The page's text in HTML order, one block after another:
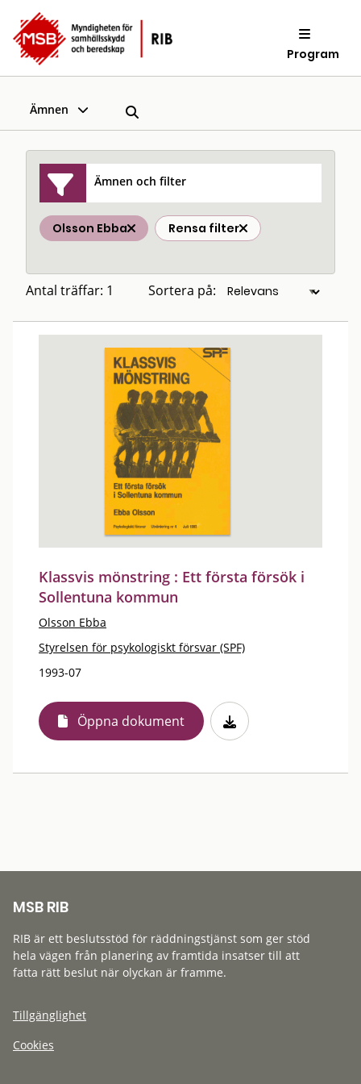
Program
Ämnen
Ämnen och filter
Olsson Ebba Rensa filter
Antal träffar: 1 Sortera på:
Klassvis mönstring : Ett första försök i
Sollentuna kommun
Olsson Ebba
Styrelsen för psykologiskt försvar (SPF)
1993-07
Öppna dokument
MSB RIB
RIB är ett beslutsstöd för räddningstjänst som ger stöd
hela vägen från planering av framtida insatser till att
fatta rätt beslut när olyckan är framme.
Tillgänglighet
Cookies